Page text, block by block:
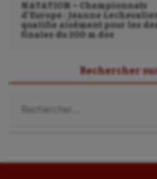
Sport-entreprise
UNSS
NATATION – Championnats
d’Europe : Jeanne
qualifie aisément pour les
finales du 200 m dos
Rechercher